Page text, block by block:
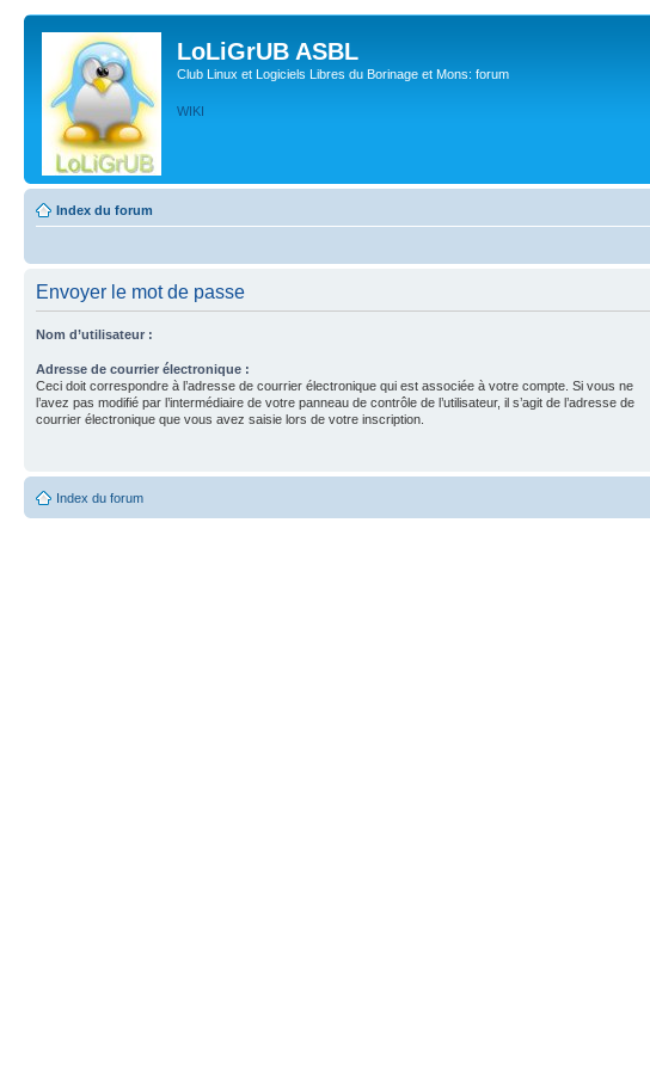
LoLiGrUB ASBL
Club Linux et Logiciels Libres du Borinage et Mons: forum
WIKI
Index du forum
Envoyer le mot de passe
Nom d’utilisateur :
Adresse de courrier électronique :
Ceci doit correspondre à l’adresse de courrier électronique qui est associée à votre compte. Si vous ne
l’avez pas modifié par l’intermédiaire de votre panneau de contrôle de l’utilisateur, il s’agit de l’adresse de
courrier électronique que vous avez saisie lors de votre inscription.
Index du forum